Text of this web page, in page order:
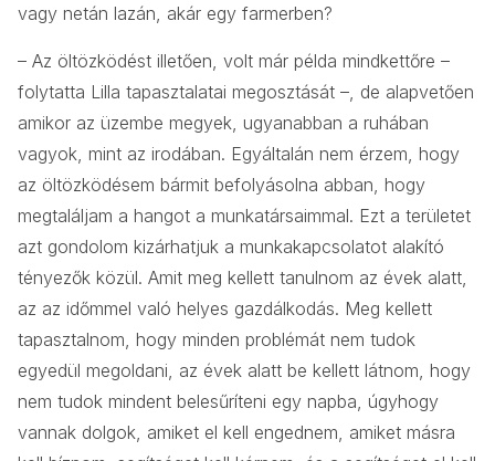
vagy netán lazán, akár egy farmerben?
– Az öltözködést illetően, volt már példa mindkettőre –
folytatta Lilla tapasztalatai megosztását –, de alapvetően
amikor az üzembe megyek, ugyanabban a ruhában
vagyok, mint az irodában. Egyáltalán nem érzem, hogy
az öltözködésem bármit befolyásolna abban, hogy
megtaláljam a hangot a munkatársaimmal. Ezt a területet
azt gondolom kizárhatjuk a munkakapcsolatot alakító
tényezők közül. Amit meg kellett tanulnom az évek alatt,
az az időmmel való helyes gazdálkodás. Meg kellett
tapasztalnom, hogy minden problémát nem tudok
egyedül megoldani, az évek alatt be kellett látnom, hogy
nem tudok mindent belesűríteni egy napba, úgyhogy
vannak dolgok, amiket el kell engednem, amiket másra